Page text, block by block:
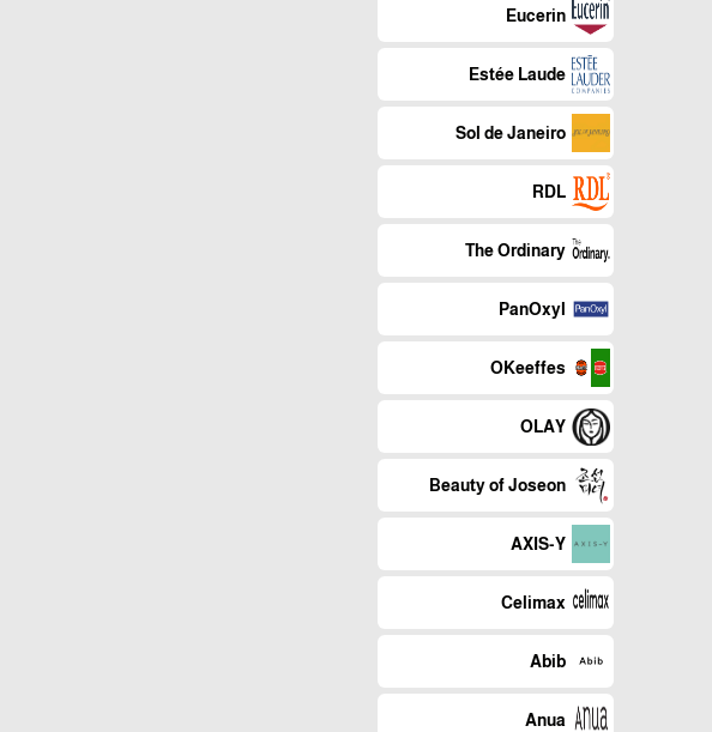
Eucerin
Estée Laude
Sol de Janeiro
RDL
The Ordinary
PanOxyl
OKeeffes
OLAY
Beauty of Joseon
AXIS-Y
Celimax
Abib
Anua